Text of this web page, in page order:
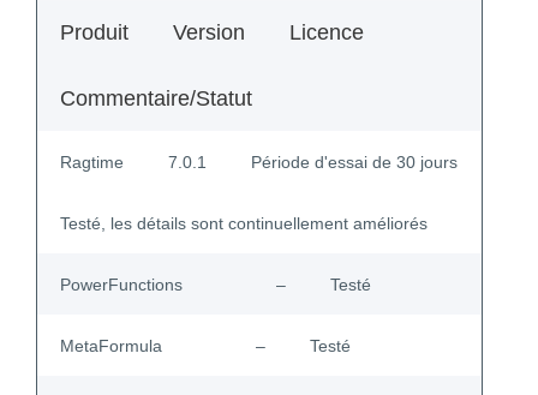
Produit Version Licence
Commentaire/Statut
Ragtime 7.0.1 Période d'essai de 30 jours
Testé, les détails sont continuellement améliorés
PowerFunctions – Testé
MetaFormula – Testé